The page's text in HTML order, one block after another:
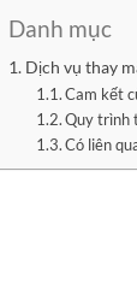
Danh mục
Dịch vụ thay
Cam kết
Quy trình
Có liên